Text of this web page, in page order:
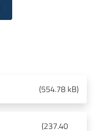
(554.78 kB)
(237.40